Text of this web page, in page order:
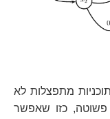
מתפצלות לא
פשוטה, כזו שאפשר